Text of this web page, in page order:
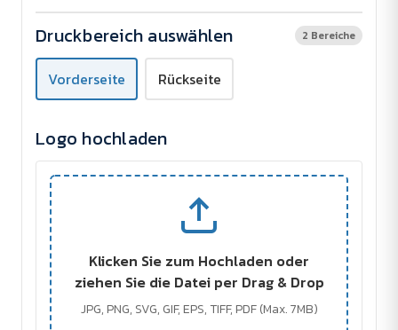
Druckbereich auswählen 2 Bereiche
Vorderseite Rückseite
Logo hochladen
Klicken Sie zum Hochladen oder
ziehen Sie die Datei per Drag & Drop
JPG, PNG, SVG, GIF, EPS, TIFF, PDF (Max. 7MB)